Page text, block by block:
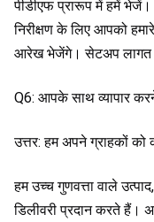
पीडीएफ प्रारूप में हमें
निरीक्षण के लिए आपको
आरेख भेजेंगे। सेटअप लागत
Q6: आपके साथ व्यापार
उत्तर: हम अपने ग्राहकों को
हम उच्च गुणवत्ता वाले
डिलीवरी प्रदान करते हैं।